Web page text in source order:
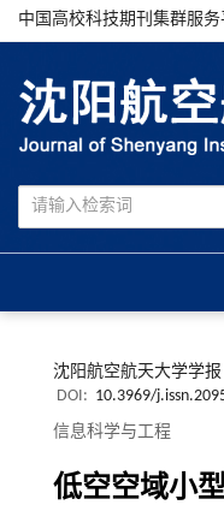
中国高校科技期刊集群服务
沈阳航空航天大学学报
DOI: 10.3969/
信息科学与工程
低空空域小